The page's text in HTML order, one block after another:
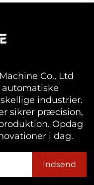
Co., Ltd
industrier.
sikrer præcision,
Opdag
i dag.